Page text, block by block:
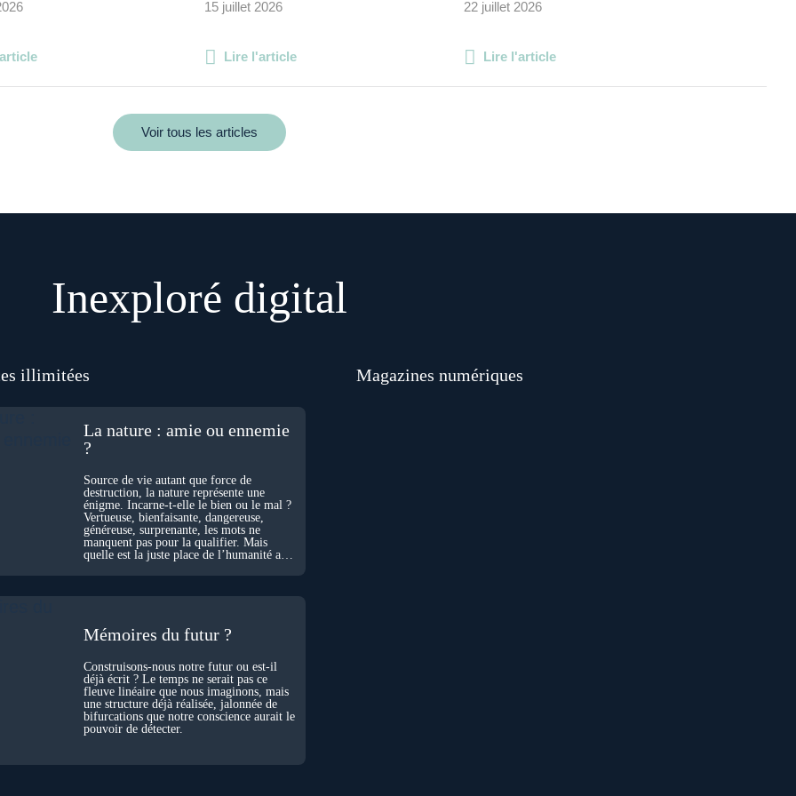
15 juillet 2026
Lire l'article
22 juillet 2026
Lire l'article
Voir tous les articles
Inexploré digital
illimitées
La nature : amie ou ennemie
?
Source de vie autant que force de
destruction, la nature représente une
énigme. Incarne-t-elle le bien ou le mal ?
Vertueuse, bienfaisante, dangereuse,
généreuse, surprenante, les mots ne
manquent pas pour la qualifier. Mais
quelle est la juste place de l’humanité au
Mémoires du futur ?
Construisons-nous notre futur ou est-il
déjà écrit ? Le temps ne serait pas ce
fleuve linéaire que nous imaginons, mais
une structure déjà réalisée, jalonnée de
bifurcations que notre conscience aurait le
pouvoir de détecter.
Magazines numériques